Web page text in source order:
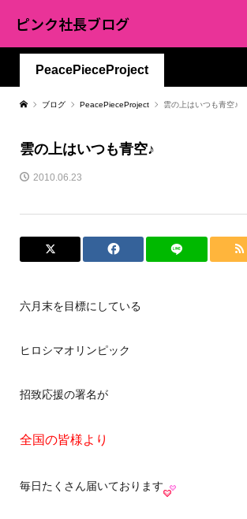
ピンク社長ブログ
PeacePieceProject
ブログ PeacePieceProject 雲の上はいつも青空♪
雲の上はいつも青空♪
2010.06.23
六月末を目標にしている
ヒロシマオリンピック
招致応援の署名が
全国の皆様より
毎日たくさん届いております